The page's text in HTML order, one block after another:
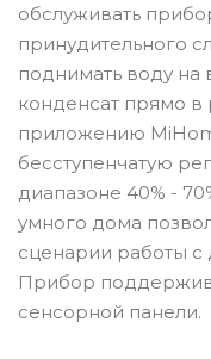
обслуживать
принудительного
поднимать воду на
конденсат прямо
приложению
бесступенчатую
диапазоне 40% -
умного дома
сценарии работы с
Прибор
сенсорной панели.